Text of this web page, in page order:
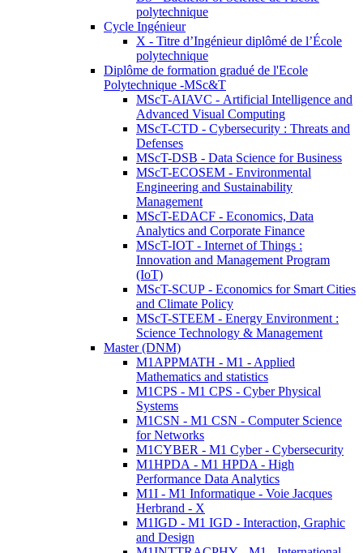
polytechnique
Cycle Ingénieur
X - Titre d’Ingénieur diplômé de l’École
polytechnique
Diplôme de formation gradué de l'Ecole
Polytechnique -MSc&T
MScT-AIAVC - Artificial Intelligence and
Advanced Visual Computing
MScT-CTD - Cybersecurity : Threats and
Defenses
MScT-DSB - Data Science for Business
MScT-ECOSEM - Environmental
Engineering and Sustainability
Management
MScT-EDACF - Economics, Data
Analytics and Corporate Finance
MScT-IOT - Internet of Things :
Innovation and Management Program
(IoT)
MScT-SCUP - Economics for Smart Cities
and Climate Policy
MScT-STEEM - Energy Environment :
Science Technology & Management
Master (DNM)
M1APPMATH - M1 - Applied
Mathematics and statistics
M1CPS - M1 CPS - Cyber Physical
Systems
M1CSN - M1 CSN - Computer Science
for Networks
M1CYBER - M1 Cyber - Cybersecurity
M1HPDA - M1 HPDA - High
Performance Data Analytics
M1I - M1 Informatique - Voie Jacques
Herbrand - X
M1IGD - M1 IGD - Interaction, Graphic
and Design